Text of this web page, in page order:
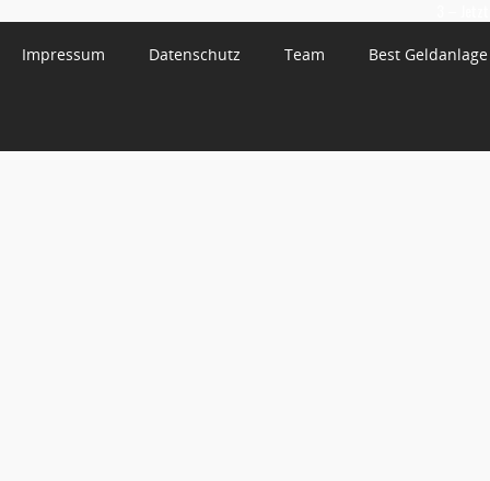
Impressum Datenschutz Team Best Geldanlage